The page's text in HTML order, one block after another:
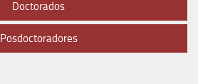
Doctorados
Posdoctoradores